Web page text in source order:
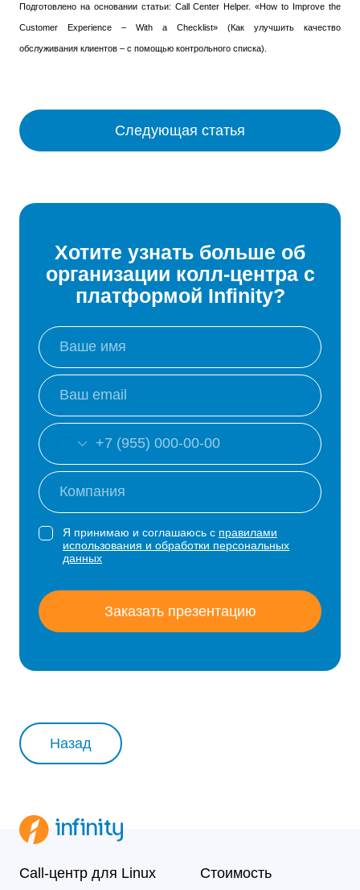
Подготовлено на основании статьи: Call Center Helper. «How to Improve the
Customer Experience – With a Checklist» (Как улучшить качество
обслуживания клиентов – с помощью контрольного списка).
Следующая статья
Хотите узнать больше об
организации колл-центра с
платформой Infinity?
Я принимаю и соглашаюсь с правилами
использования и обработки персональных
данных
Заказать презентацию
Назад
Call-центр для Linux Стоимость